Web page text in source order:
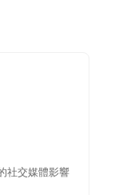
社交媒體影響